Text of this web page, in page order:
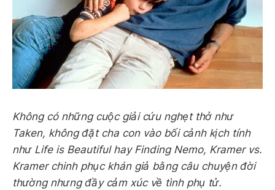
Không có những cuộc giải cứu nghẹt thở như
Taken, không đặt cha con vào bối cảnh kịch tính
như Life is Beautiful hay Finding Nemo, Kramer vs.
Kramer chinh phục khán giả bằng câu chuyện đời
thường nhưng đầy cảm xúc về tình phụ tử.